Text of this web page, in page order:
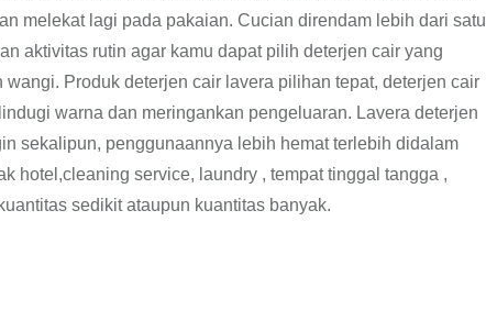
melekat lagi pada pakaian. Cucian direndam lebih dari satu
aktivitas rutin agar kamu dapat pilih deterjen cair yang
Produk deterjen cair lavera pilihan tepat, deterjen cair
warna dan meringankan pengeluaran. Lavera deterjen
sekalipun, penggunaannya lebih hemat terlebih didalam
hotel,cleaning service, laundry , tempat tinggal tangga ,
sedikit ataupun kuantitas banyak.